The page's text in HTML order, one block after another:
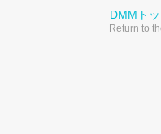
DMMト
Return to